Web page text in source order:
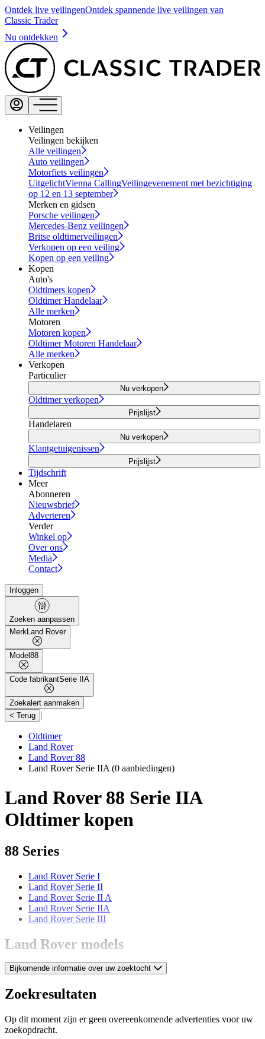
Ontdek live veilingenOntdek spannende live veilingen van
Classic Trader
Nu ontdekken
Veilingen
Veilingen bekijken
Alle veilingen
Auto veilingen
Motorfiets veilingen
UitgelichtVienna CallingVeilingevenement met bezichtiging
op 12 en 13 september
Merken en gidsen
Porsche veilingen
Mercedes-Benz veilingen
Britse oldtimerveilingen
Verkopen op een veiling
Kopen op een veiling
Kopen
Auto's
Oldtimers kopen
Oldtimer Handelaar
Alle merken
Motoren
Motoren kopen
Oldtimer Motoren Handelaar
Alle merken
Verkopen
Particulier
Nu verkopen
Oldtimer verkopen
Prijslijst
Handelaren
Nu verkopen
Klantgetuigenissen
Prijslijst
Tijdschrift
Meer
Abonneren
Nieuwsbrief
Adverteren
Verder
Winkel op
Over ons
Media
Contact
Inloggen
Zoeken aanpassen
MerkLand Rover
Model 88
Code fabrikantSerie IIA
Zoekalert aanmaken
< Terug |
Oldtimer
Land Rover
Land Rover 88
Land Rover Serie IIA (0 aanbiedingen)
Land Rover 88 Serie IIA
Oldtimer kopen
88 Series
Land Rover Serie I
Land Rover Serie II
Land Rover Serie II A
Land Rover Serie IIA
Land Rover Serie III
Land Rover models
Land Rover 109
Land Rover 86
Land Rover Defender
Land Rover Forward Control
Land Rover Range Rover
Bijkomende informatie over uw zoektocht
Zoekresultaten
Op dit moment zijn er geen overeenkomende advertenties voor uw
zoekopdracht.